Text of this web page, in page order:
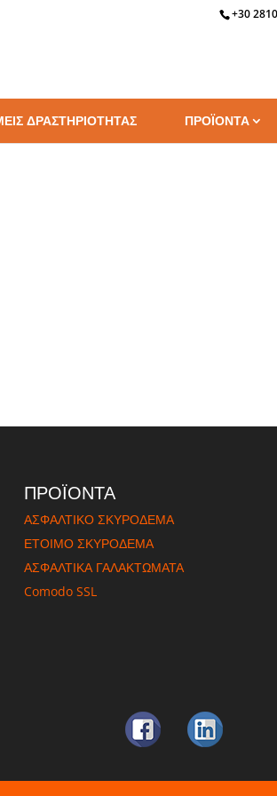
+30
ΔΡΑΣΤΗΡΙΟΤΗΤΑΣ ΠΡΟΪΟΝΤΑ
ΠΡΟΪΟΝΤΑ
ΑΣΦΑΛΤΙΚΟ ΣΚΥΡΟΔΕΜΑ
ΈΤΟΙΜΟ ΣΚΥΡΟΔΕΜΑ
ΑΣΦΑΛΤΙΚΑ ΓΑΛΑΚΤΩΜΑΤΑ
Comodo SSL